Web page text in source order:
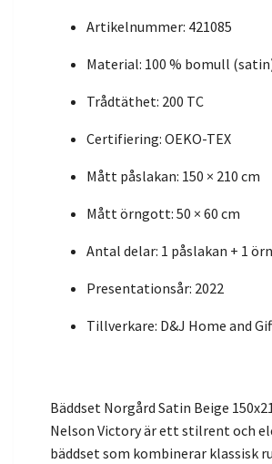
Artikelnummer: 421085
Material: 100 % bomull
Trådtäthet: 200 TC
Certifiering: OEKO-TEX
Mått påslakan: 150 × 210 cm
Mått örngott: 50 × 60 cm
Antal delar: 1 påslakan + 1
Presentationsår: 2022
Tillverkare: D&J Home and
Bäddset Norgård Satin Beige
Nelson Victory är ett stilrent och
bäddset som kombinerar klassisk